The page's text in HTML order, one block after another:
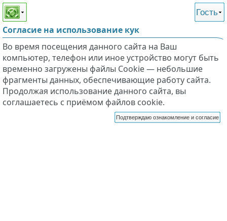
Этот сайт поддерживает
слабовидящих
Гость
Согласие на использование кук
Во время посещения данного сайта на Ваш
компьютер, телефон или иное устройство могут быть
временно загружены файлы Cookie — небольшие
фрагменты данных, обеспечивающие работу сайта.
Продолжая использование данного сайта, вы
соглашаетесь с приёмом файлов cookie.
Подтверждаю ознакомление и согласие